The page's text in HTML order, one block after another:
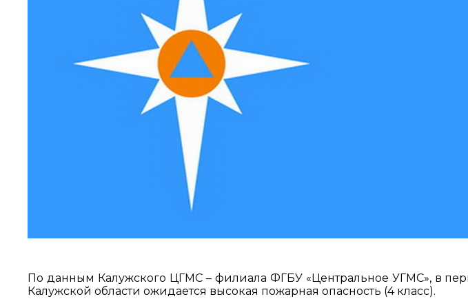
По данным Калужского ЦГМС – филиала ФГБУ «Центральное УГМС», в
Калужской области ожидается высокая пожарная опасность (4 класс).